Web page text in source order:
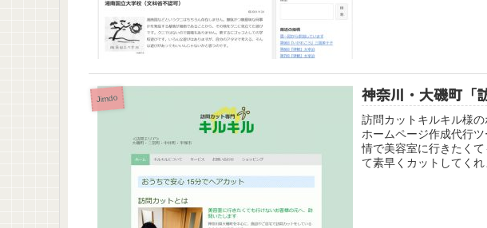
Jimdo 神奈川・大磯町「
訪問カットキルキル様
ホームページ作成代行
情で美容室に行きたく
て素早くカットしてく